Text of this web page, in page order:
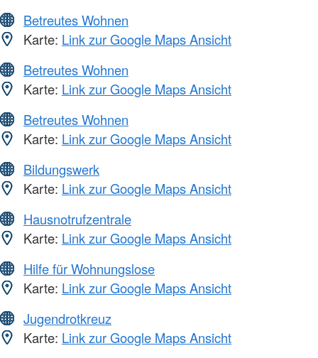
Betreutes Wohnen
Karte: Link zur Google Maps Ansicht
Betreutes Wohnen
Karte: Link zur Google Maps Ansicht
Betreutes Wohnen
Karte: Link zur Google Maps Ansicht
Bildungswerk
Karte: Link zur Google Maps Ansicht
Hausnotrufzentrale
Karte: Link zur Google Maps Ansicht
Hilfe für Wohnungslose
Karte: Link zur Google Maps Ansicht
Jugendrotkreuz
Karte: Link zur Google Maps Ansicht